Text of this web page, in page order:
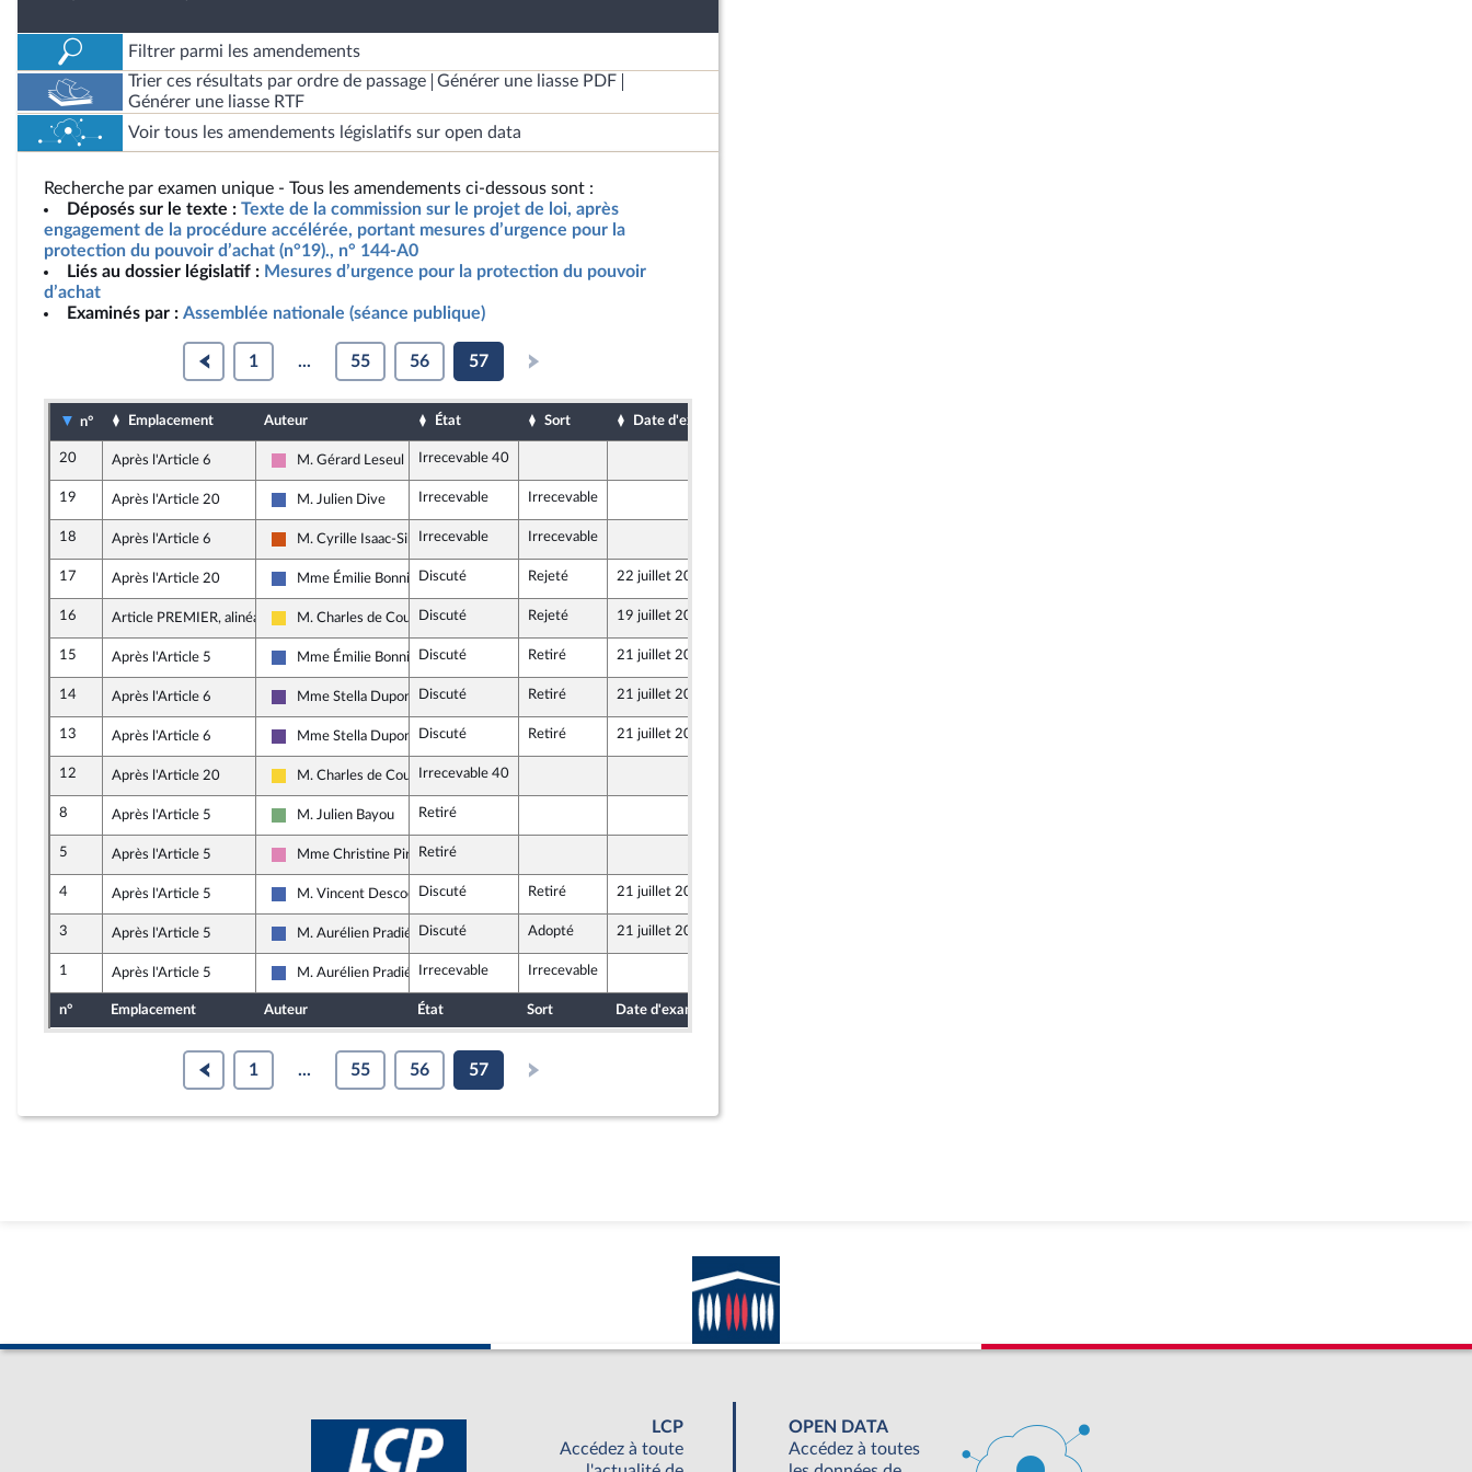
Filtrer parmi les amendements
Trier ces résultats par ordre de passage
Générer une liasse PDF
Générer une liasse RTF
Voir tous les amendements législatifs sur open data
Recherche par examen unique - Tous les amendements ci-dessous sont :
Déposés sur le texte : Texte de la commission sur le projet de loi, après
engagement de la procédure accélérée, portant mesures d’urgence pour la
protection du pouvoir d’achat (n°19)., n° 144-A0
Liés au dossier législatif : Mesures d’urgence pour la protection du pouvoir
d’achat
Examinés par : Assemblée nationale (séance publique)
1 ... 55 56 57
n° Emplacement Auteur État Sort Date d'examen
20 Après l'Article 6
Socialistes et apparentés (membre de l’intergroupe NUPES)
M. Gérard Leseul Irrecevable 40
19 Après l'Article 20
Les Républicains
M. Julien Dive Irrecevable Irrecevable
18 Après l'Article 6
Démocrate (MoDem et Indépendants)
M. Cyrille Isaac-SibilleIrrecevable Irrecevable
17 Après l'Article 20
Les Républicains
Mme Émilie BonnivardDiscuté Rejeté 22 juillet 2022
16 Article PREMIER, alinéa 16
Libertés, Indépendants, Outre-mer et Territoires
M. Charles de CoursonDiscuté Rejeté 19 juillet 2022
15 Après l'Article 5
Les Républicains
Mme Émilie BonnivardDiscuté Retiré 21 juillet 2022
14 Après l'Article 6
Renaissance
Mme Stella Dupont Discuté Retiré 21 juillet 2022
13 Après l'Article 6
Renaissance
Mme Stella Dupont Discuté Retiré 21 juillet 2022
12 Après l'Article 20
Libertés, Indépendants, Outre-mer et Territoires
M. Charles de CoursonIrrecevable 40
8 Après l'Article 5
Écologiste - NUPES
M. Julien Bayou Retiré
5 Après l'Article 5
Socialistes et apparentés (membre de l’intergroupe NUPES)
Mme Christine Pirès Beaune
Retiré
4 Après l'Article 5
Les Républicains
M. Vincent DescoeurDiscuté Retiré 21 juillet 2022
3 Après l'Article 5
Les Républicains
M. Aurélien Pradié Discuté Adopté 21 juillet 2022
1 Après l'Article 5
Les Républicains
M. Aurélien Pradié Irrecevable Irrecevable
n° Emplacement Auteur État Sort Date d'examen
1 ... 55 56 57
LCP
Accédez à toute
OPEN DATA
Accédez à toutes